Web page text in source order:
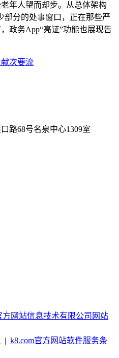
年人望而却步。从总体架构
部分的处事窗口，正在那些严
政务App“亮证”功能也展现告
次要流
路68号名泉中心1309室
方网站信息技术有限公司 网站
k8.com官方网站软件服务条